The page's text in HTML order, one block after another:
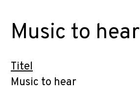
Music to hear
Titel
Music to hear